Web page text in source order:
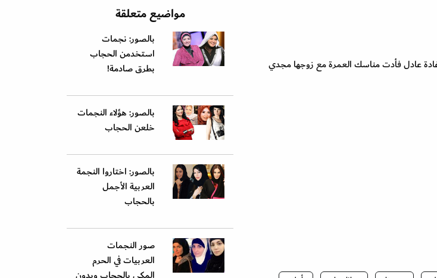
غادة عادل فأدت مناسك العمرة مع زوجها مجدي
مواضيع متعلقة
بالصور: نجمات
استخدمن الحجاب
بطرق صادمة!
بالصور: هؤلاء النجمات
خلعن الحجاب
بالصور: اختاروا النجمة
العربية الأجمل
بالحجاب
صور النجمات
العربيات في الحرم